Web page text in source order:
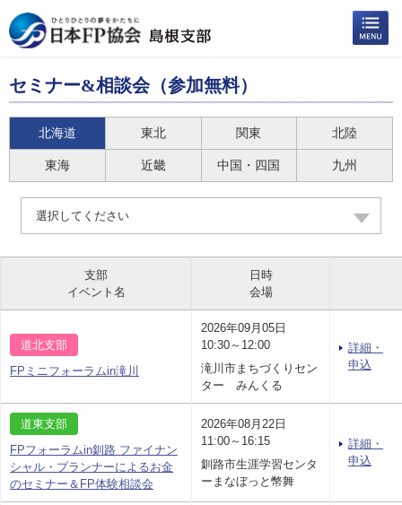
セミナー&相談会（参加無料）
北海道 東北 関東 北陸
東海 近畿 中国・四国 九州
選択してください
支部
イベント名
日時
会場
道北支部
FPミニフォーラムin滝川
2026年09月05日
10:30～12:00
滝川市まちづくりセン
ター みんくる
詳細・
申込
道東支部
FPフォーラムin釧路 ファイナン
シャル・プランナーによるお金
のセミナー＆FP体験相談会
2026年08月22日
11:00～16:15
釧路市生涯学習センタ
ーまなぼっと幣舞
詳細・
申込